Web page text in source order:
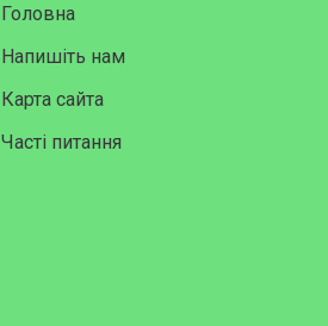
Головна
Напишіть нам
Карта сайта
Часті питання